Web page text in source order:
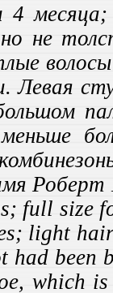
4
не
Левая
full size
light
had been
which